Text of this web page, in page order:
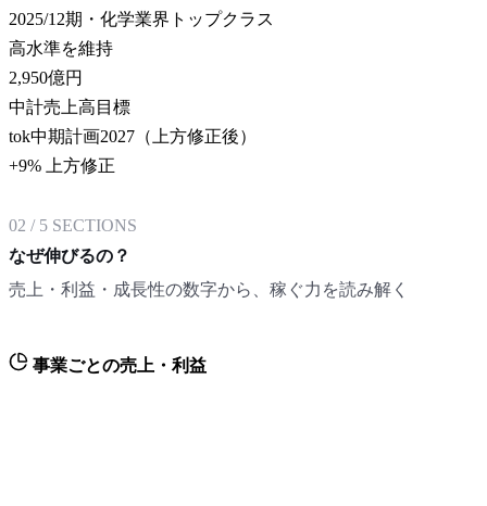
2025/12期・化学業界トップクラス
高水準を維持
2,950億円
中計売上高目標
tok中期計画2027（上方修正後）
+9% 上方修正
02 / 5 SECTIONS
なぜ伸びるの？
売上・利益・成長性の数字から、稼ぐ力を読み解く
事業ごとの売上・利益